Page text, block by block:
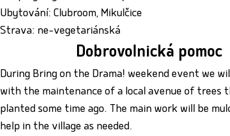
Ubytování: Clubroom, Mikulčice
Strava: ne-vegetariánská
Dobrovolnická pomoc
During Bring on the Drama! weekend event we
with the maintenance of a local avenue of trees
planted some time ago. The main work will be
help in the village as needed.